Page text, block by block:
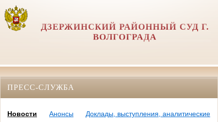
ДЗЕРЖИНСКИЙ РАЙОННЫЙ СУД Г.
ВОЛГОГРАДА
ПРЕСС-СЛУЖБА
Новости Анонсы
Доклады, выступления, аналитические